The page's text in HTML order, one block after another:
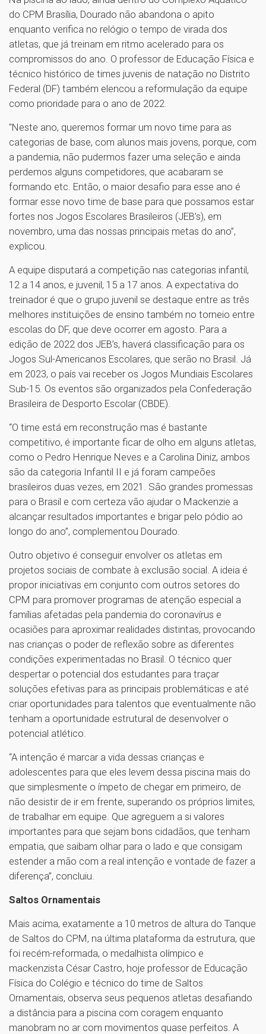
do CPM Brasília, Dourado não abandona o apito
enquanto verifica no relógio o tempo de virada dos
atletas, que já treinam em ritmo acelerado para os
compromissos do ano. O professor de Educação Física e
técnico histórico de times juvenis de natação no Distrito
Federal (DF) também elencou a reformulação da equipe
como prioridade para o ano de 2022.
"Neste ano, queremos formar um novo time para as
categorias de base, com alunos mais jovens, porque, com
a pandemia, não pudermos fazer uma seleção e ainda
perdemos alguns competidores, que acabaram se
formando etc. Então, o maior desafio para esse ano é
formar esse novo time de base para que possamos estar
fortes nos Jogos Escolares Brasileiros (JEB’s), em
novembro, uma das nossas principais metas do ano”,
explicou.
A equipe disputará a competição nas categorias infantil,
12 a 14 anos, e juvenil, 15 a 17 anos. A expectativa do
treinador é que o grupo juvenil se destaque entre as três
melhores instituições de ensino também no torneio entre
escolas do DF, que deve ocorrer em agosto. Para a
edição de 2022 dos JEB’s, haverá classificação para os
Jogos Sul-Americanos Escolares, que serão no Brasil. Já
em 2023, o país vai receber os Jogos Mundiais Escolares
Sub-15. Os eventos são organizados pela Confederação
Brasileira de Desporto Escolar (CBDE).
“O time está em reconstrução mas é bastante
competitivo, é importante ficar de olho em alguns atletas,
como o Pedro Henrique Neves e a Carolina Diniz, ambos
são da categoria Infantil II e já foram campeões
brasileiros duas vezes, em 2021. São grandes promessas
para o Brasil e com certeza vão ajudar o Mackenzie a
alcançar resultados importantes e brigar pelo pódio ao
longo do ano”, complementou Dourado.
Outro objetivo é conseguir envolver os atletas em
projetos sociais de combate à exclusão social. A ideia é
propor iniciativas em conjunto com outros setores do
CPM para promover programas de atenção especial a
famílias afetadas pela pandemia do coronavírus e
ocasiões para aproximar realidades distintas, provocando
nas crianças o poder de reflexão sobre as diferentes
condições experimentadas no Brasil. O técnico quer
despertar o potencial dos estudantes para traçar
soluções efetivas para as principais problemáticas e até
criar oportunidades para talentos que eventualmente não
tenham a oportunidade estrutural de desenvolver o
potencial atlético.
“A intenção é marcar a vida dessas crianças e
adolescentes para que eles levem dessa piscina mais do
que simplesmente o ímpeto de chegar em primeiro, de
não desistir de ir em frente, superando os próprios limites,
de trabalhar em equipe. Que agreguem a si valores
importantes para que sejam bons cidadãos, que tenham
empatia, que saibam olhar para o lado e que consigam
estender a mão com a real intenção e vontade de fazer a
diferença”, concluiu.
Saltos Ornamentais
Mais acima, exatamente a 10 metros de altura do Tanque
de Saltos do CPM, na última plataforma da estrutura, que
foi recém-reformada, o medalhista olímpico e
mackenzista César Castro, hoje professor de Educação
Física do Colégio e técnico do time de Saltos
Ornamentais, observa seus pequenos atletas desafiando
a distância para a piscina com coragem enquanto
manobram no ar com movimentos quase perfeitos. A